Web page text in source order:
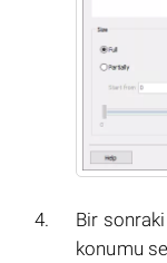
Bir
konumu